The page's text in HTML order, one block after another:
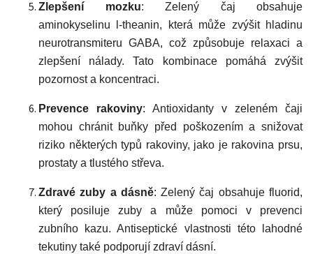
Zlepšení mozku: Zelený čaj obsahuje
aminokyselinu l-theanin, která může zvýšit hladinu
neurotransmiteru GABA, což způsobuje relaxaci a
zlepšení nálady. Tato kombinace pomáhá zvýšit
pozornost a koncentraci.
Prevence rakoviny: Antioxidanty v zeleném čaji
mohou chránit buňky před poškozením a snižovat
riziko některých typů rakoviny, jako je rakovina prsu,
prostaty a tlustého střeva.
Zdravé zuby a dásně: Zelený čaj obsahuje fluorid,
který posiluje zuby a může pomoci v prevenci
zubního kazu. Antiseptické vlastnosti této lahodné
tekutiny také podporují zdraví dásní.